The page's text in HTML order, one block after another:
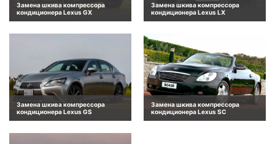
Замена шкива компрессора
кондиционера Lexus GX
Замена шкива компрессора
кондиционера Lexus LX
Замена шкива компрессора
кондиционера Lexus GS
Замена шкива компрессора
кондиционера Lexus SC